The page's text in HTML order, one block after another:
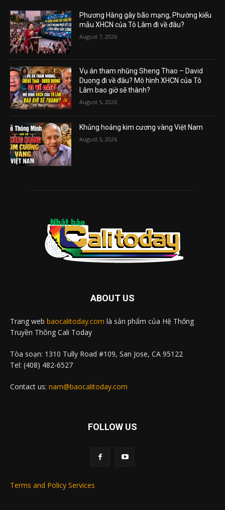
Phương Hằng gây bão mạng, Phường kiểu
mẫu XHCN của Tô Lâm đi về đâu?
August 7, 2026
Vụ án tham nhũng Sheng Thao – David
Duong đi về đâu? Mô hình XHCN của Tô
Lâm bao giờ sẽ thành?
August 5, 2026
Khủng hoảng kim cương vàng Việt Nam
August 5, 2026
ABOUT US
Trang web baocalitoday.com là sản phẩm của Hệ Thống
Truyền Thông Cali Today
Tòa soạn: 1310 Tully Road #109, San Jose, CA 95122
Tel: (408) 482-6527
Contact us: nam@baocalitoday.com
FOLLOW US
Terms and Policy Services